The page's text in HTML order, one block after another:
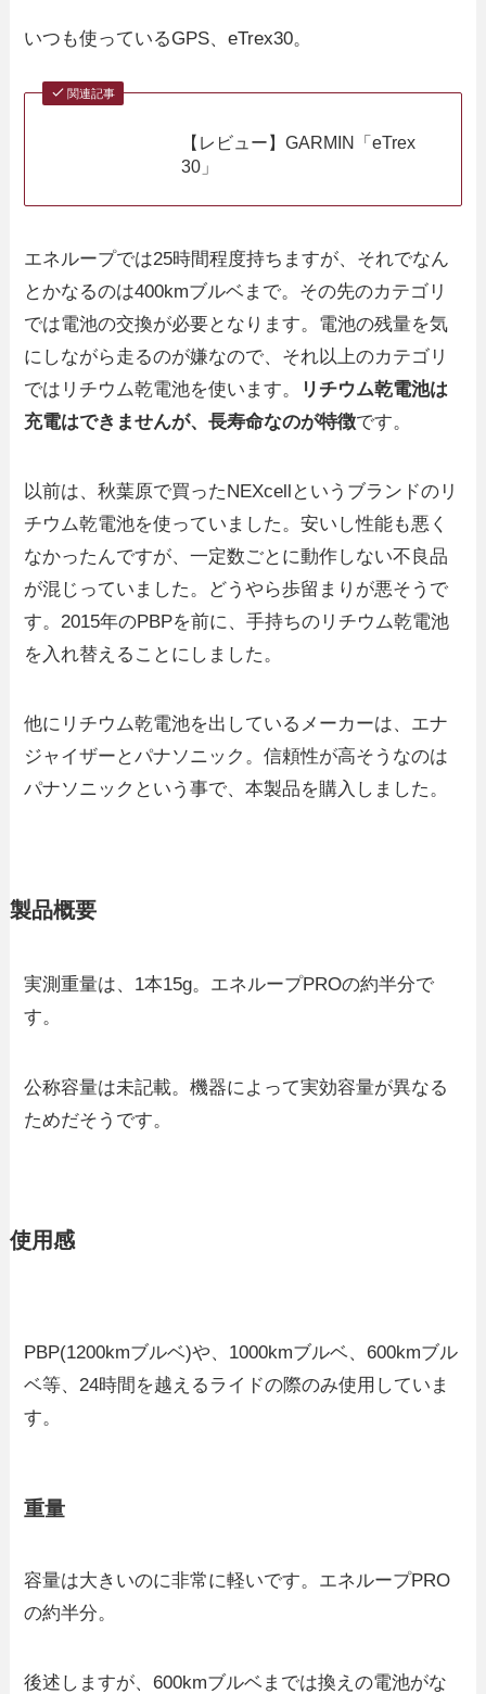
いつも使っているGPS、eTrex30。
関連記事
【レビュー】GARMIN「eTrex
30」
エネループでは25時間程度持ちますが、それでなん
とかなるのは400kmブルベまで。その先のカテゴリ
では電池の交換が必要となります。電池の残量を気
にしながら走るのが嫌なので、それ以上のカテゴリ
ではリチウム乾電池を使います。
リチウム乾電池は
充電はできませんが、長寿命なのが特徴です。
以前は、秋葉原で買ったNEXcellというブランドのリ
チウム乾電池を使っていました。安いし性能も悪く
なかったんですが、一定数ごとに動作しない不良品
が混じっていました。どうやら歩留まりが悪そうで
す。2015年のPBPを前に、手持ちのリチウム乾電池
を入れ替えることにしました。
他にリチウム乾電池を出しているメーカーは、エナ
ジャイザーとパナソニック。信頼性が高そうなのは
パナソニックという事で、本製品を購入しました。
製品概要
実測重量は、1本15g。エネループPROの約半分で
す。
公称容量は未記載。機器によって実効容量が異なる
ためだそうです。
使用感
PBP(1200kmブルベ)や、1000kmブルベ、600kmブル
ベ等、24時間を越えるライドの際のみ使用していま
す。
重量
容量は大きいのに非常に軽いです。エネループPRO
の約半分。
後述しますが、600kmブルベまでは換えの電池がな